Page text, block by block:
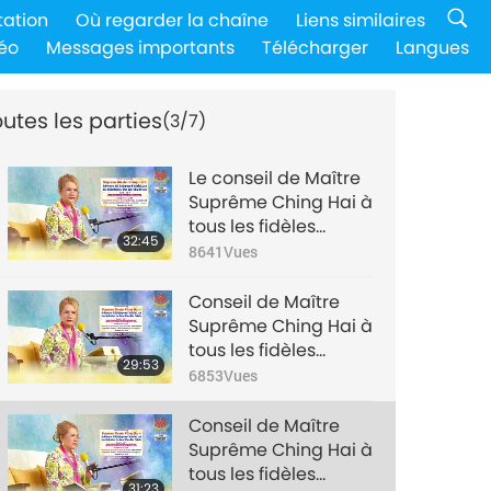
Où regarder la chaîne
Liens similaires
Messages importants Télécharger Langues
les parties(3/7)
32:45
Le conseil de Maître
Suprême Ching Hai à
tous les fidèles
religieux, et la
notre monde, partie
1/7
8641Vues
29:53
Conseil de Maître
Suprême Ching Hai à
tous les fidèles
religieux, et la
solution à la crise de
notre monde, partie
2/7
6853Vues
Conseil de Maître
Suprême Ching Hai à
tous les fidèles